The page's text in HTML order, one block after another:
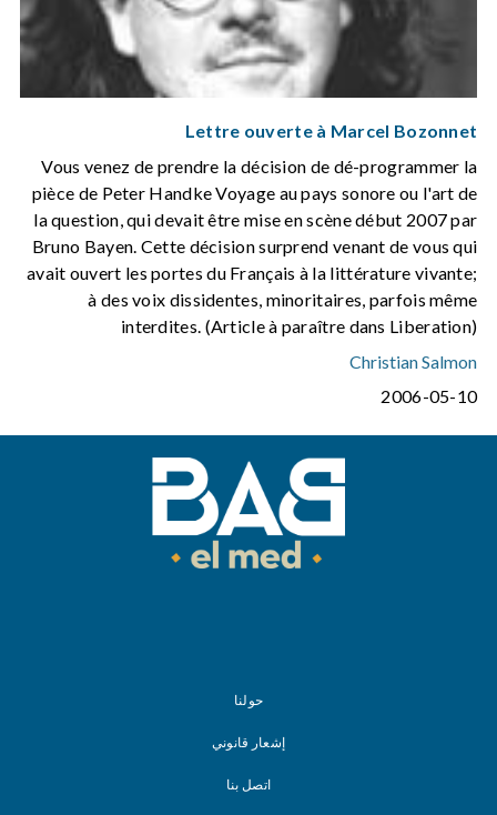
Lettre ouverte à Marcel Bozonnet
Vous venez de prendre la décision de dé-programmer la
pièce de Peter Handke Voyage au pays sonore ou l'art de
la question, qui devait être mise en scène début 2007 par
Bruno Bayen. Cette décision surprend venant de vous qui
avait ouvert les portes du Français à la littérature vivante;
à des voix dissidentes, minoritaires, parfois même
interdites. (Article à paraître dans Liberation)
Christian Salmon
2006-05-10
حولنا
إشعار قانوني
اتصل بنا